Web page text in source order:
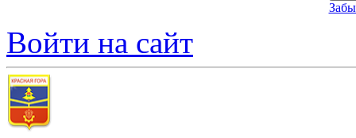
Войти на сайт